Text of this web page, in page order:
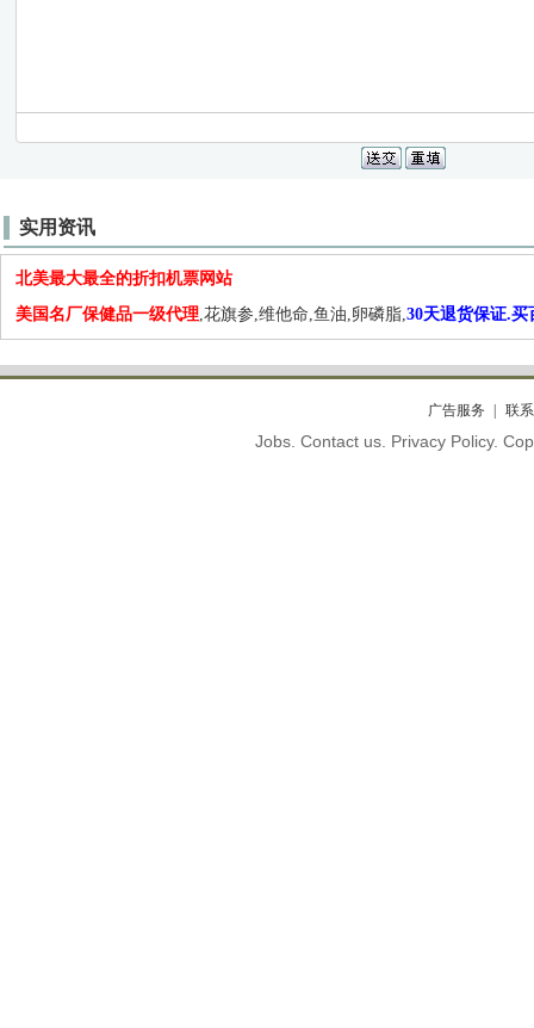
实用资讯
北美最大最全的折扣机票网站
美国名厂保健品一级代理,花旗参,维他命,鱼油,卵磷脂,30天退货保证.买
广告服务 联
Jobs. Contact us. Privacy Policy.